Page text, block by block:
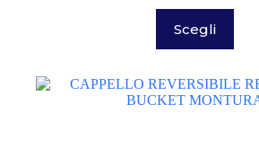
Scegli
prodotto
ha
varianti.
Le